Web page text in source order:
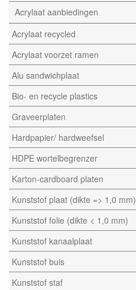
Acrylaat aanbiedingen
Acrylaat recycled
Acrylaat voorzet ramen
Alu sandwichplaat
Bio- en recycle plastics
Graveerplaten
Hardpapier/ hardweefsel
HDPE wortelbegrenzer
Karton-cardboard platen
Kunststof plaat (dikte => 1,0 mm)
Kunststof folie (dikte < 1,0 mm)
Kunststof kanaalplaat
Kunststof buis
Kunststof staf